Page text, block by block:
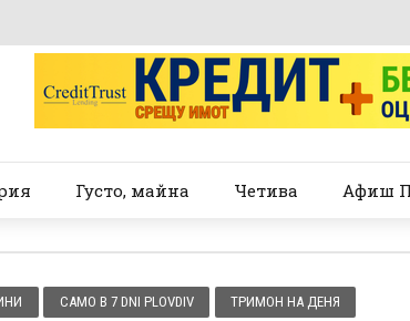
Густо, майна Четива Афиш
САМО В 7 DNI PLOVDIV ТРИМОН НА ДЕНЯ